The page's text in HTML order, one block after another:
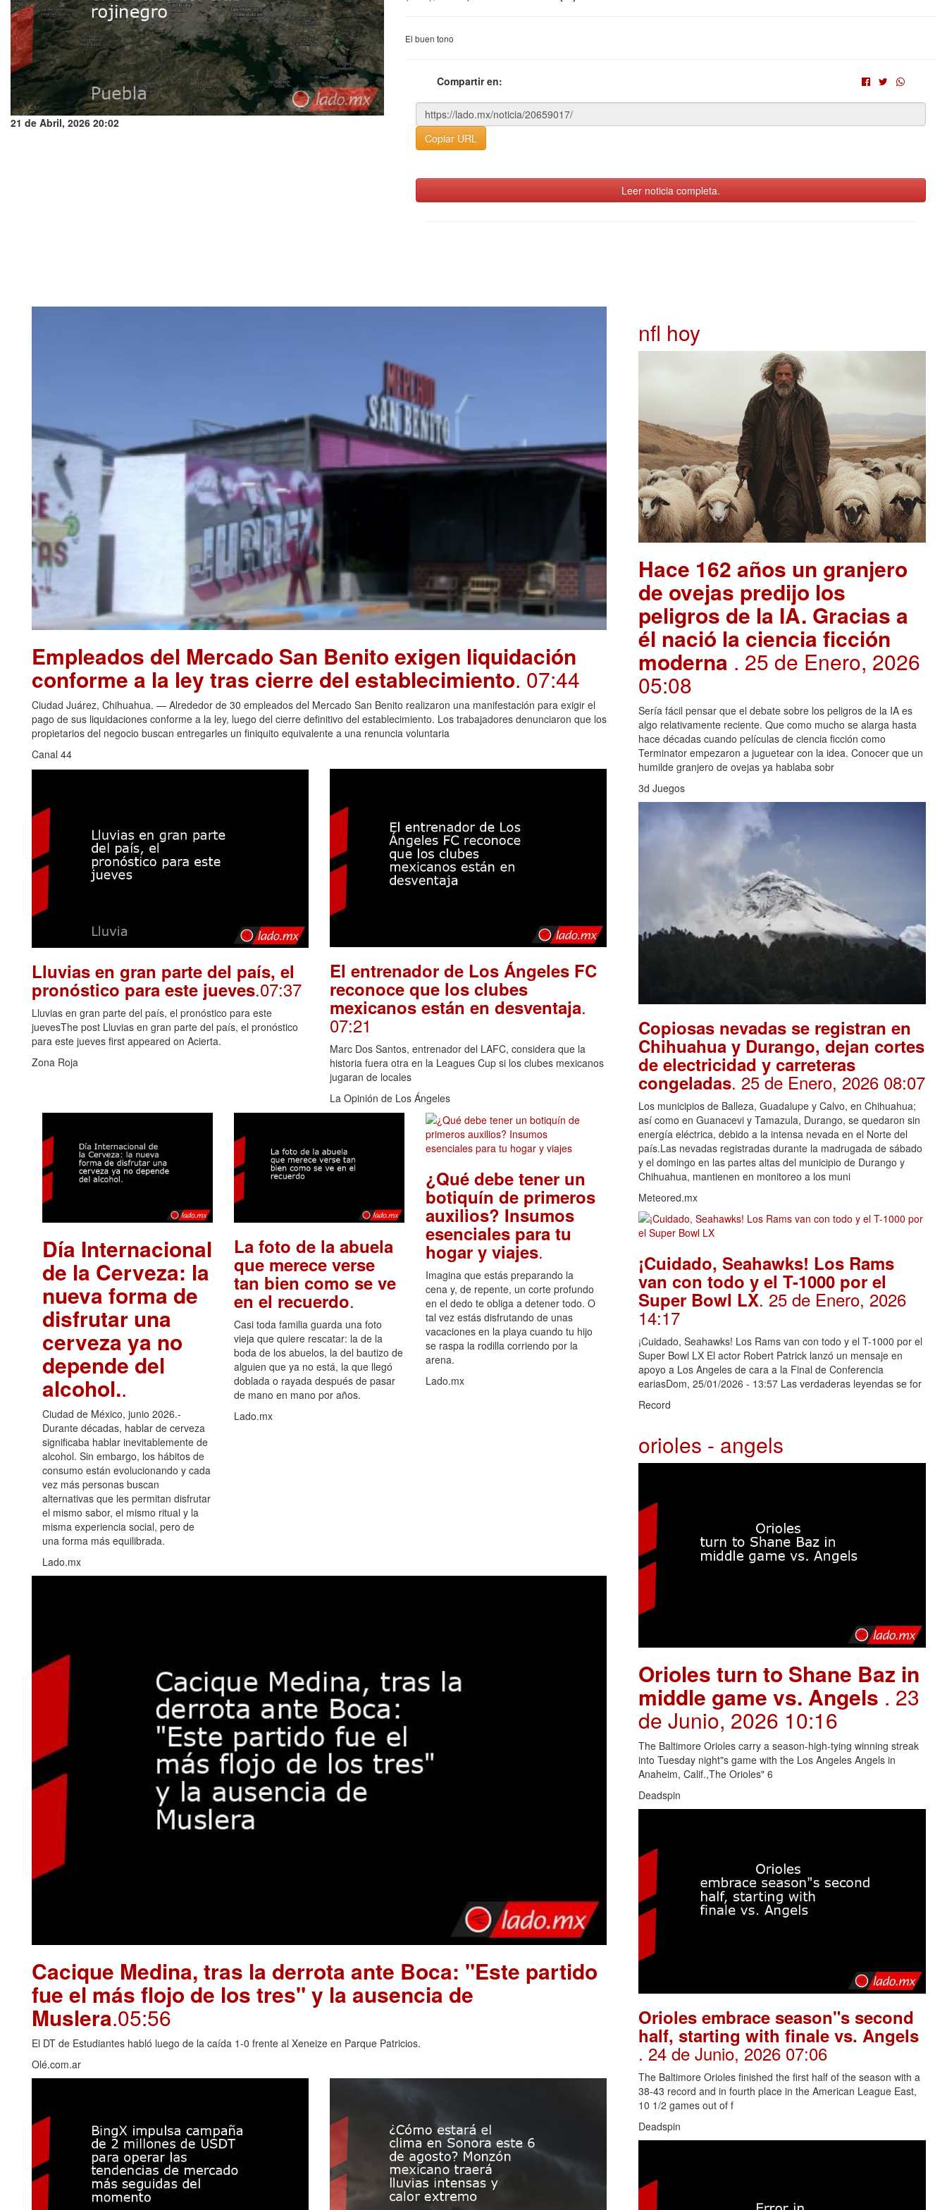
21 de Abril, 2026 20:02
El buen tono
Compartir en:
Copiar URL
Leer noticia completa.
Empleados del Mercado San Benito exigen liquidación
conforme a la ley tras cierre del establecimiento. 07:44
Ciudad Juárez, Chihuahua. — Alrededor de 30 empleados del Mercado San Benito realizaron una manifestación para exigir el
pago de sus liquidaciones conforme a la ley, luego del cierre definitivo del establecimiento. Los trabajadores denunciaron que los
propietarios del negocio buscan entregarles un finiquito equivalente a una renuncia voluntaria
Canal 44
Lluvias en gran parte del país, el
pronóstico para este jueves.07:37
Lluvias en gran parte del país, el pronóstico para este
juevesThe post Lluvias en gran parte del país, el pronóstico
para este jueves first appeared on Acierta.
Zona Roja
El entrenador de Los Ángeles FC
reconoce que los clubes
mexicanos están en desventaja.
07:21
Marc Dos Santos, entrenador del LAFC, considera que la
historia fuera otra en la Leagues Cup si los clubes mexicanos
jugaran de locales
La Opinión de Los Ángeles
Día Internacional
de la Cerveza: la
nueva forma de
disfrutar una
cerveza ya no
depende del
alcohol..
Ciudad de México, junio 2026.-
Durante décadas, hablar de cerveza
significaba hablar inevitablemente de
alcohol. Sin embargo, los hábitos de
consumo están evolucionando y cada
vez más personas buscan
alternativas que les permitan disfrutar
el mismo sabor, el mismo ritual y la
misma experiencia social, pero de
una forma más equilibrada.
Lado.mx
La foto de la abuela
que merece verse
tan bien como se ve
en el recuerdo.
Casi toda familia guarda una foto
vieja que quiere rescatar: la de la
boda de los abuelos, la del bautizo de
alguien que ya no está, la que llegó
doblada o rayada después de pasar
de mano en mano por años.
Lado.mx
¿Qué debe tener un
botiquín de primeros
auxilios? Insumos
esenciales para tu
hogar y viajes.
Imagina que estás preparando la
cena y, de repente, un corte profundo
en el dedo te obliga a detener todo. O
tal vez estás disfrutando de unas
vacaciones en la playa cuando tu hijo
se raspa la rodilla corriendo por la
arena.
Lado.mx
Cacique Medina, tras la derrota ante Boca: "Este partido
fue el más flojo de los tres" y la ausencia de
Muslera.05:56
El DT de Estudiantes habló luego de la caída 1-0 frente al Xeneize en Parque Patricios.
Olé.com.ar
nfl hoy
Hace 162 años un granjero
de ovejas predijo los
peligros de la IA. Gracias a
él nació la ciencia ficción
moderna . 25 de Enero, 2026
05:08
Sería fácil pensar que el debate sobre los peligros de la IA es
algo relativamente reciente. Que como mucho se alarga hasta
hace décadas cuando películas de ciencia ficción como
Terminator empezaron a juguetear con la idea. Conocer que un
humilde granjero de ovejas ya hablaba sobr
3d Juegos
Copiosas nevadas se registran en
Chihuahua y Durango, dejan cortes
de electricidad y carreteras
congeladas. 25 de Enero, 2026 08:07
Los municipios de Balleza, Guadalupe y Calvo, en Chihuahua;
así como en Guanacevi y Tamazula, Durango, se quedaron sin
energía eléctrica, debido a la intensa nevada en el Norte del
país.Las nevadas registradas durante la madrugada de sábado
y el domingo en las partes altas del municipio de Durango y
Chihuahua, mantienen en monitoreo a los muni
Meteored.mx
¡Cuidado, Seahawks! Los Rams
van con todo y el T-1000 por el
Super Bowl LX. 25 de Enero, 2026
14:17
¡Cuidado, Seahawks! Los Rams van con todo y el T-1000 por el
Super Bowl LX El actor Robert Patrick lanzó un mensaje en
apoyo a Los Angeles de cara a la Final de Conferencia
eariasDom, 25/01/2026 - 13:57 Las verdaderas leyendas se for
Record
orioles - angels
Orioles turn to Shane Baz in
middle game vs. Angels . 23
de Junio, 2026 10:16
The Baltimore Orioles carry a season-high-tying winning streak
into Tuesday night"s game with the Los Angeles Angels in
Anaheim, Calif.,The Orioles" 6
Deadspin
Orioles embrace season"s second
half, starting with finale vs. Angels
. 24 de Junio, 2026 07:06
The Baltimore Orioles finished the first half of the season with a
38-43 record and in fourth place in the American League East,
10 1/2 games out of f
Deadspin